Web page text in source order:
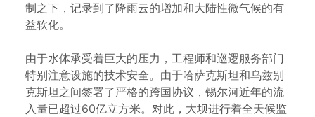
制之下，记录到了降雨云的增加和大陆性微气候的有
益软化。
由于水体承受着巨大的压力，工程师和巡逻服务部门
特别注意设施的技术安全。由于哈萨克斯坦和乌兹别
克斯坦之间签署了严格的跨国协议，锡尔河近年的流
入量已超过60亿立方米。对此，大坝进行着全天候监